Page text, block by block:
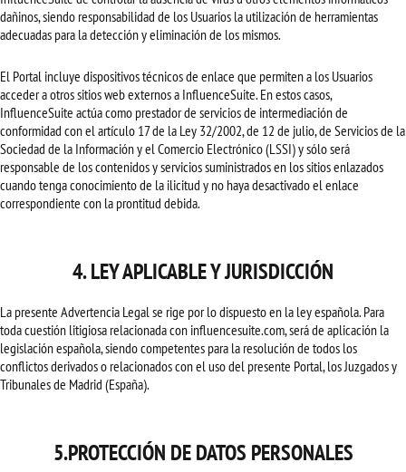
dañinos, siendo responsabilidad de los Usuarios la utilización de herramientas
adecuadas para la detección y eliminación de los mismos.
El Portal incluye dispositivos técnicos de enlace que permiten a los Usuarios
acceder a otros sitios web externos a InfluenceSuite. En estos casos,
InfluenceSuite actúa como prestador de servicios de intermediación de
conformidad con el artículo 17 de la Ley 32/2002, de 12 de julio, de Servicios de la
Sociedad de la Información y el Comercio Electrónico (LSSI) y sólo será
responsable de los contenidos y servicios suministrados en los sitios enlazados
cuando tenga conocimiento de la ilicitud y no haya desactivado el enlace
correspondiente con la prontitud debida.
4. LEY APLICABLE Y JURISDICCIÓN
La presente Advertencia Legal se rige por lo dispuesto en la ley española. Para
toda cuestión litigiosa relacionada con influencesuite.com, será de aplicación la
legislación española, siendo competentes para la resolución de todos los
conflictos derivados o relacionados con el uso del presente Portal, los Juzgados y
Tribunales de Madrid (España).
5.PROTECCIÓN DE DATOS PERSONALES